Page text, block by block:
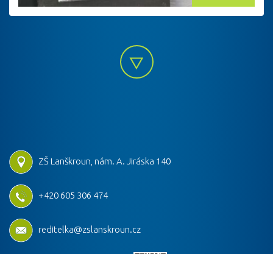
ZŠ Lanškroun, nám. A. Jiráska 140
+420 605 306 474
reditelka@zslanskroun.cz